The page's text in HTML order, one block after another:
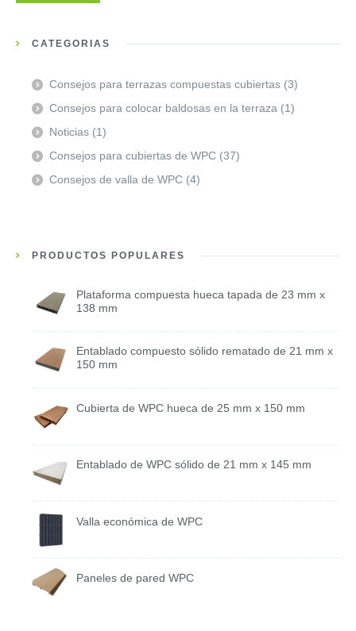
CATEGORÍAS
Consejos para terrazas compuestas cubiertas (3)
Consejos para colocar baldosas en la terraza (1)
Noticias (1)
Consejos para cubiertas de WPC (37)
Consejos de valla de WPC (4)
PRODUCTOS POPULARES
Plataforma compuesta hueca tapada de 23 mm x
138 mm
Entablado compuesto sólido rematado de 21 mm x
150 mm
Cubierta de WPC hueca de 25 mm x 150 mm
Entablado de WPC sólido de 21 mm x 145 mm
Valla económica de WPC
Paneles de pared WPC